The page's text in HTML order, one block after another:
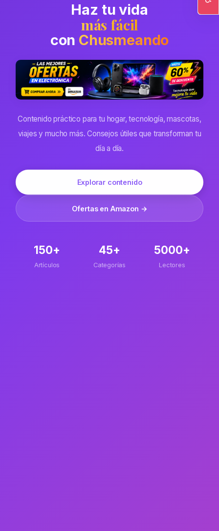
Haz tu vida
más fácil
con Chusmeando
Contenido práctico para tu hogar, tecnología, mascotas,
viajes y mucho más. Consejos útiles que transforman tu
día a día.
Explorar contenido
Ofertas en Amazon →
150+
Artículos
45+
Categorías
5000+
Lectores